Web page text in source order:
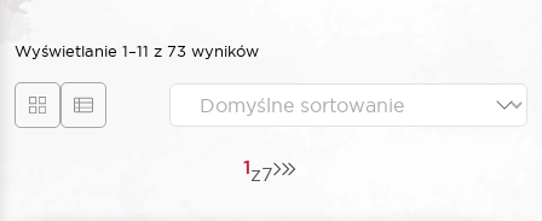
Wyświetlanie 1–11 z 73 wyników
1z7